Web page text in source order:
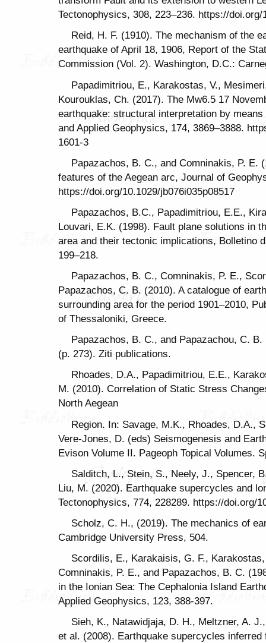
Tectonophysics, 308, 223–236. https://
Reid, H. F. (1910). The mechanism of the
earthquake of April 18, 1906, Report of the
Commission (Vol. 2). Washington, D.C.:
Papadimitriou, E., Karakostas, V.,
Kourouklas, Ch. (2017). The Mw6.5 17
earthquake: structural interpretation by
and Applied Geophysics, 174, 3869–3888.
1601-3
Papazachos, B. C., and Comninakis, P. E.
features of the Aegean arc, Journal of
https://doi.org/10.1029/jb076i035p08517
Papazachos, B.C., Papadimitriou, E.E.,
Louvari, E.K. (1998). Fault plane solutions in
area and their tectonic implications, Bolletino
199–218.
Papazachos, B. C., Comninakis, P. E.,
Papazachos, C. B. (2010). A catalogue of
surrounding area for the period 1901–2010,
of Thessaloniki, Greece.
Papazachos, B. C., and Papazachou, C.
(p. 273). Ziti publications.
Rhoades, D.A., Papadimitriou, E.E.,
M. (2010). Correlation of Static Stress
North Aegean
Region. In: Savage, M.K., Rhoades, D.A.,
Vere-Jones, D. (eds) Seismogenesis and
Evison Volume II. Pageoph Topical Volumes.
Salditch, L., Stein, S., Neely, J., Spencer,
Liu, M. (2020). Earthquake supercycles and
Tectonophysics, 774, 228289. https://doi.org/
Scholz, C. H., (2019). The mechanics of
Cambridge University Press, 504.
Scordilis, E., Karakaisis, G. F.,
Comninakis, P. E., and Papazachos, B. C.
in the Ionian Sea: The Cephalonia Island
Applied Geophysics, 123, 388-397.
Sieh, K., Natawidjaja, D. H., Meltzner, A.
et al. (2008). Earthquake supercycles